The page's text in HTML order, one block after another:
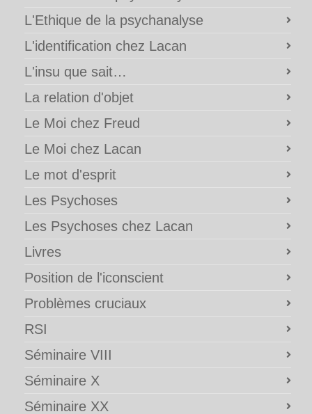
L'Ethique de la psychanalyse
L'identification chez Lacan
L'insu que sait…
La relation d'objet
Le Moi chez Freud
Le Moi chez Lacan
Le mot d'esprit
Les Psychoses
Les Psychoses chez Lacan
Livres
Position de l'iconscient
Problèmes cruciaux
RSI
Séminaire VIII
Séminaire X
Séminaire XX